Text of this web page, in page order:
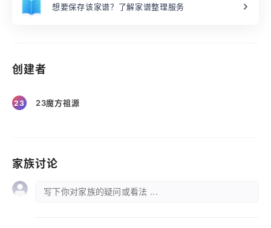
想要保存该家谱？了解家谱整理服务
创建者
23 23魔方祖源
家族讨论
写下你对家族的疑问或看法 ...